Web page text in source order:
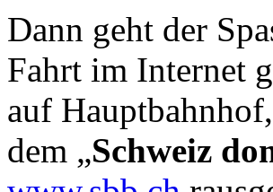
Dann geht der
Fahrt im Internet
auf
dem „Schweiz